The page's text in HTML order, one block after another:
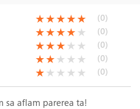
(*)
★(*)
★(*)
★(*)
★(*)
★ (0)
(*)
★(*)
★(*)
★(*)
★( )
★ (0)
(*)
★(*)
★(*)
★( )
★ ( )
★ (0)
(*)
★(*)
★( )
★ ( )
★ ( )
★ (0)
(*)
★( )
★ ( )
★ ( )
★ ( )
★ (0)
sa aflam parerea ta!